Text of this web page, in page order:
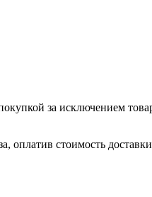
за исключением
оплатив стоимость